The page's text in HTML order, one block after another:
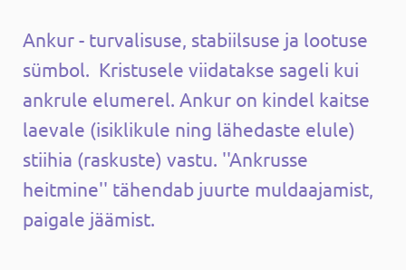
Ankur - turvalisuse, stabiilsuse ja lootuse
sümbol. Kristusele viidatakse sageli kui
ankrule elumerel. Ankur on kindel kaitse
laevale (isiklikule ning lähedaste elule)
stiihia (raskuste) vastu. ''Ankrusse
heitmine'' tähendab juurte muldaajamist,
paigale jäämist.